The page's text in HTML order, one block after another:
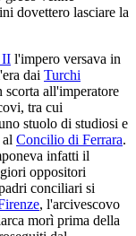
dovettero lasciare la
II l'impero versava in
dai Turchi
all'imperatore
tra cui
stuolo di studiosi e
Concilio di Ferrara.
infatti il
oppositori
conciliari si
, l'arcivescovo
morì prima della